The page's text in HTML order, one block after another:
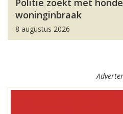
Politie zoekt met
woninginbraak
8 augustus 2026